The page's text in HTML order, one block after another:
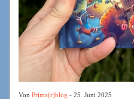
Von Prima(r)blog - 25. Juni 2025